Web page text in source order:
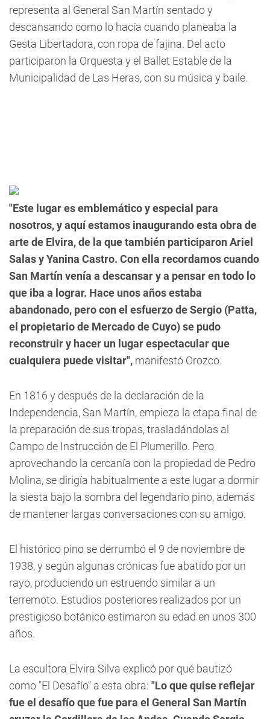
representa al General San Martín sentado y
descansando como lo hacía cuando planeaba la
Gesta Libertadora, con ropa de fajina. Del acto
participaron la Orquesta y el Ballet Estable de la
Municipalidad de Las Heras, con su música y baile.
"Este lugar es emblemático y especial para
nosotros, y aquí estamos inaugurando esta obra de
arte de Elvira, de la que también participaron Ariel
Salas y Yanina Castro. Con ella recordamos cuando
San Martín venía a descansar y a pensar en todo lo
que iba a lograr. Hace unos años estaba
abandonado, pero con el esfuerzo de Sergio (Patta,
el propietario de Mercado de Cuyo) se pudo
reconstruir y hacer un lugar espectacular que
cualquiera puede visitar", manifestó Orozco.
En 1816 y después de la declaración de la
Independencia, San Martín, empieza la etapa final de
la preparación de sus tropas, trasladándolas al
Campo de Instrucción de El Plumerillo. Pero
aprovechando la cercanía con la propiedad de Pedro
Molina, se dirigía habitualmente a este lugar a dormir
la siesta bajo la sombra del legendario pino, además
de mantener largas conversaciones con su amigo.
El histórico pino se derrumbó el 9 de noviembre de
1938, y según algunas crónicas fue abatido por un
rayo, produciendo un estruendo similar a un
terremoto. Estudios posteriores realizados por un
prestigioso botánico estimaron su edad en unos 300
años.
La escultora Elvira Silva explicó por qué bautizó
como "El Desafío" a esta obra: "Lo que quise reflejar
fue el desafío que fue para el General San Martín